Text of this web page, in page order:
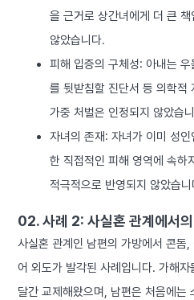
을 근거로 상간녀에게 더 큰
않았습니다.
피해 입증의 구체성: 아내는
를 뒷받침할 진단서 등 의학적
가중 처벌은 인정되지 않았습
자녀의 존재: 자녀가 이미 성
한 직접적인 피해 영역에 속하
적극적으로 반영되지 않았습니
02. 사례 2: 사실혼 관계에서
사실혼 관계인 남편의 가방에서 콘돔
어 외도가 발각된 사례입니다. 가해
달간 교제해왔으며, 남편은 처음에는